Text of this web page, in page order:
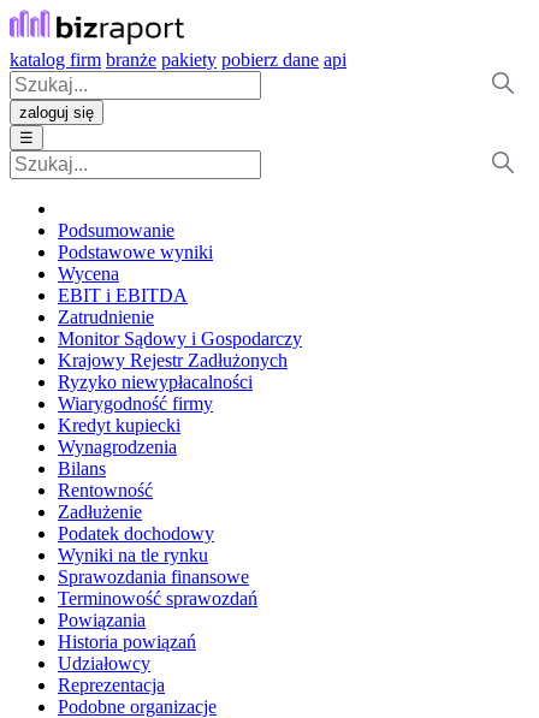
katalog firm branże pakiety pobierz dane api
zaloguj się
☰
Podsumowanie
Podstawowe wyniki
Wycena
EBIT i EBITDA
Zatrudnienie
Monitor Sądowy i Gospodarczy
Krajowy Rejestr Zadłużonych
Ryzyko niewypłacalności
Wiarygodność firmy
Kredyt kupiecki
Wynagrodzenia
Bilans
Rentowność
Zadłużenie
Podatek dochodowy
Wyniki na tle rynku
Sprawozdania finansowe
Terminowość sprawozdań
Powiązania
Historia powiązań
Udziałowcy
Reprezentacja
Podobne organizacje